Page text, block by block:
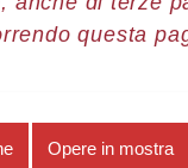
questa
2012 Bruno Pierozzi
Opere in mostra